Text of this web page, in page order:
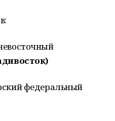
федеральный